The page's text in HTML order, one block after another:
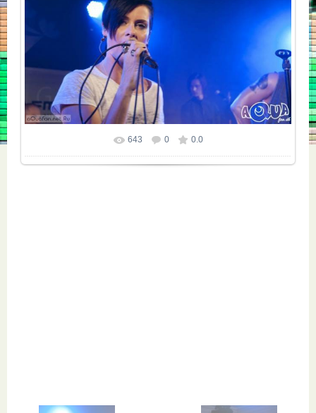
Размер фотографии: 800x535
643 0 0.0